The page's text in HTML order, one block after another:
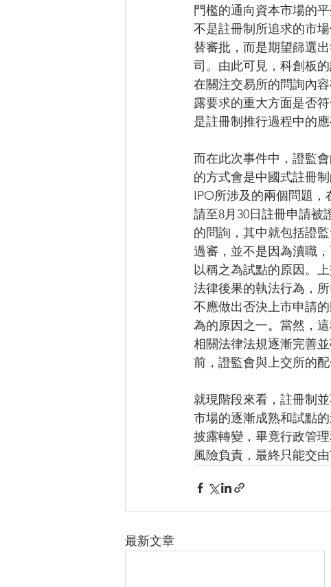
門檻的通向資本市場的
不是註冊制所追求的市
替審批，而是期望篩選
司。由此可見，科創板
在關注交易所的問詢內
露要求的重大方面是否
是註冊制推行過程中的應
而在此次事件中，證監
的方式會是中國式註冊
IPO所涉及的兩個問題
請至8月30日註冊申請被
的問詢，其中就包括證
過審，並不是因為瀆職
以稱之為試點的原因。
法律後果的執法行為，
不應做出否決上市申請
為的原因之一。當然，
相關法律法規逐漸完善
前，證監會與上交所的
就現階段來看，註冊制
市場的逐漸成熟和試點
披露轉變，畢竟行政管
風險負責，最終只能交
最新文章